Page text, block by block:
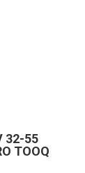
32-55
TOOQ